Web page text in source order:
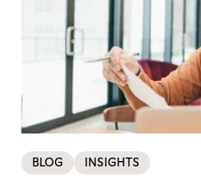
BLOG INSIGHTS